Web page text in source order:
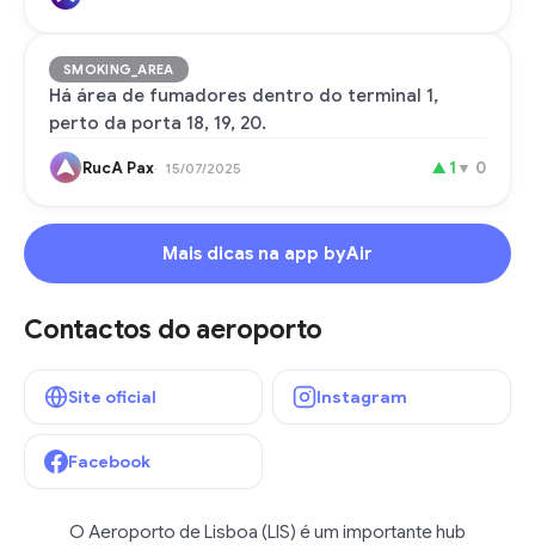
SMOKING_AREA
Há área de fumadores dentro do terminal 1,
perto da porta 18, 19, 20.
RucA Pax 15/07/2025 ▲ 1 ▼ 0
Mais dicas na app byAir
Contactos do aeroporto
Site oficial Instagram
Facebook
O Aeroporto de Lisboa (LIS) é um importante hub